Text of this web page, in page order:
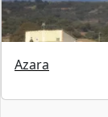
Azara